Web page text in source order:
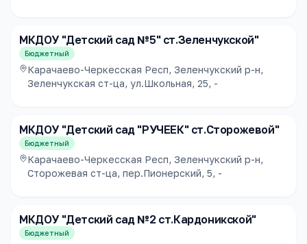
МКДОУ "Детский сад №5" ст.Зеленчукской"
Бюджетный
Карачаево-Черкесская Респ, Зеленчукский р-н,
Зеленчукская ст-ца, ул.Школьная, 25, -
МКДОУ "Детский сад "РУЧЕЕК" ст.Сторожевой"
Бюджетный
Карачаево-Черкесская Респ, Зеленчукский р-н,
Сторожевая ст-ца, пер.Пионерский, 5, -
МКДОУ "Детский сад №2 ст.Кардоникской"
Бюджетный